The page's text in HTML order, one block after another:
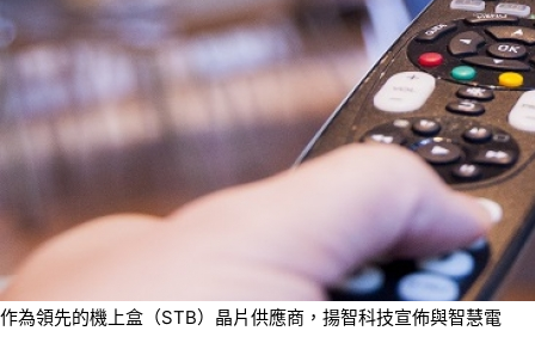
作為領先的機上盒（STB）晶片供應商，揚智科技宣佈與智慧電